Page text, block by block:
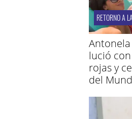
RETORNO A
Antonela
lució
rojas y
del